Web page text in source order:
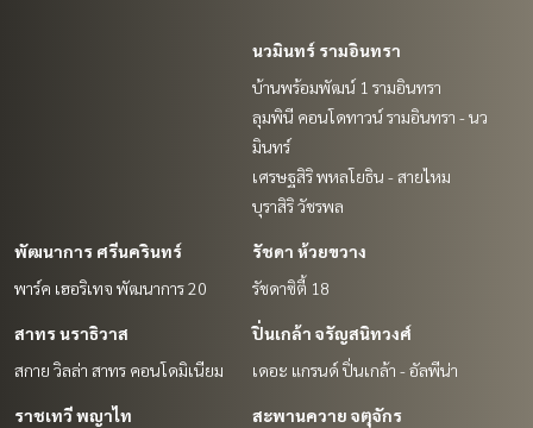
นวมินทร์ รามอินทรา
บ้านพร้อมพัฒน์ 1 รามอินทรา
ลุมพินี คอนโดทาวน์ รามอินทรา - นว
มินทร์
เศรษฐสิริ พหลโยธิน - สายไหม
บุราสิริ วัชรพล
พัฒนาการ ศรีนครินทร์
พาร์ค เฮอริเทจ พัฒนาการ 20
รัชดา ห้วยขวาง
รัชดาซิตี้ 18
สาทร นราธิวาส
สกาย วิลล่า สาทร คอนโดมิเนียม
ปิ่นเกล้า จรัญสนิทวงศ์
เดอะ แกรนด์ ปิ่นเกล้า - อัลพีน่า
ราชเทวี พญาไท
สะพานควาย จตุจักร